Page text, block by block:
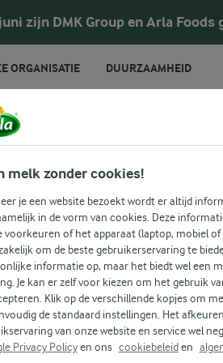
zijn DMK Group en Arla Foods
ORGANISATIE DUURZAAMHEID
RECEPTEN
aan gezonde lunch broodjes
om te serveren voor familie en
activiteit met de
LUNCH BROODJES
melk zonder cookies!
je een website bezoekt wordt er altijd
in de vorm van cookies. Deze
voorkeuren of het apparaat (laptop, mobiel
om de beste gebruikerservaring te
informatie op, maar het biedt wel een
Je kan er zelf voor kiezen om het gebruik
Klik op de verschillende kopjes om
de standaard instellingen. Het
van onze website en service wel
Privacy Policyen ons cookiebeleiden